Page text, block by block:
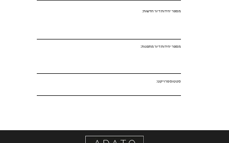
מספר יחידות דיור מתפנות:
מספר יחידות דיור חדשות:
סטטוס פרוייקט: